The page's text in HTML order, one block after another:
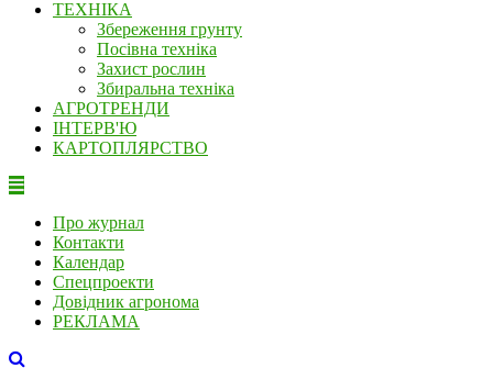
ТЕХНІКА
Збереження грунту
Посівна техніка
Захист рослин
Збиральна техніка
АГРОТРЕНДИ
ІНТЕРВ'Ю
КАРТОПЛЯРСТВО
Про журнал
Контакти
Календар
Спецпроекти
Довідник агронома
РЕКЛАМА